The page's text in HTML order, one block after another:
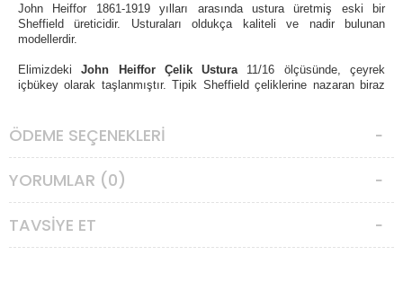
John Heiffor 1861-1919 yılları arasında ustura üretmiş eski bir
Sheffield üreticidir. Usturaları oldukça kaliteli ve nadir bulunan
modellerdir.
ElimizdekiJohn Heiffor Çelik Ustura 11/16 ölçüsünde, çeyrek
içbükey olarak taşlanmıştır. Tipik Sheffield çeliklerine nazaran biraz
kadarıyla temizledik, yanakları tamamen yeniden taşladık. Formunu
bozmamak adına fotolarda da görülebilen lokal bazı bölgelerdeki
korozyon izlerini bıraktık. Hareli ceviz ağacından mat finisajlı saplarla
birlikte hazırladığımız bu modelimizin fiyatını uygun tuttuk. Bu
vesileyle uygun fiyata eski bir Sheffield usturası deneme imkanı
sağlamış olmayı umuyoruz.
Usturamız polisajlanmış, kayışlanmış, dezenfekte edilmiş ve koruma
ÖDEME SEÇENEKLERI
YORUMLAR (0)
TAVSIYE ET